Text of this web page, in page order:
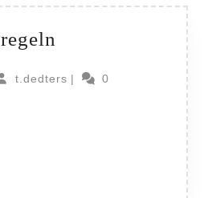
Eichregeln
t.dedters t.dedters
|
0